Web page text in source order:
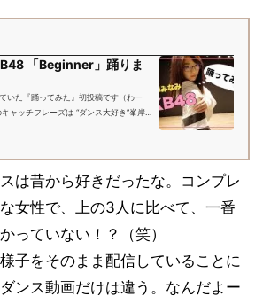
「Beginner」踊りま
いた『踊ってみた』初投稿です（わー
ャッチフレーズは “ダンス大好き”峯岸
は昔から好きだったな。コンプレ
女性で、上の3人に比べて、一番
っていない！？（笑）
子をそのまま配信していることに
ンス動画だけは違う。なんだよー